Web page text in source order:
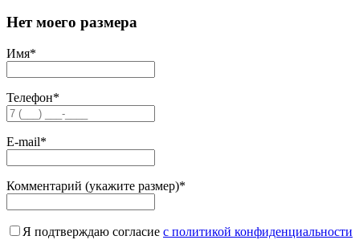
Нет моего размера
Имя*
Телефон*
E-mail*
Комментарий (укажите размер)*
Я подтверждаю согласие с политикой конфиденциальности